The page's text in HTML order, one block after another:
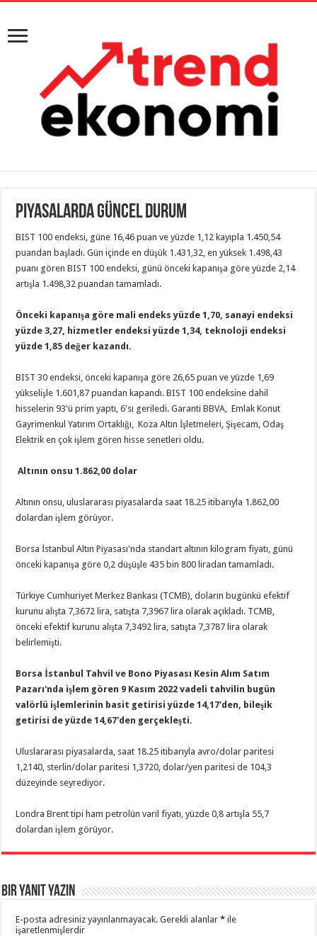
Piyasalarda Güncel Durum
BIST 100 endeksi, güne 16,46 puan ve yüzde 1,12 kayıpla 1.450,54
puandan başladı. Gün içinde en düşük 1.431,32, en yüksek 1.498,43
puanı gören BIST 100 endeksi, günü önceki kapanışa göre yüzde 2,14
artışla 1.498,32 puandan tamamladı.
Önceki kapanışa göre mali endeks yüzde 1,70, sanayi endeksi
yüzde 3,27, hizmetler endeksi yüzde 1,34, teknoloji endeksi
yüzde 1,85 değer kazandı.
BIST 30 endeksi, önceki kapanışa göre 26,65 puan ve yüzde 1,69
yükselişle 1.601,87 puandan kapandı. BIST 100 endeksine dahil
hisselerin 93'ü prim yaptı, 6'sı geriledi. Garanti BBVA, Emlak Konut
Gayrimenkul Yatırım Ortaklığı, Koza Altın İşletmeleri, Şişecam, Odaş
Elektrik en çok işlem gören hisse senetleri oldu.
Altının onsu 1.862,00 dolar
Altının onsu, uluslararası piyasalarda saat 18.25 itibarıyla 1.862,00
dolardan işlem görüyor.
Borsa İstanbul Altın Piyasası'nda standart altının kilogram fiyatı, günü
önceki kapanışa göre 0,2 düşüşle 435 bin 800 liradan tamamladı.
Türkiye Cumhuriyet Merkez Bankası (TCMB), doların bugünkü efektif
kurunu alışta 7,3672 lira, satışta 7,3967 lira olarak açıkladı. TCMB,
önceki efektif kurunu alışta 7,3492 lira, satışta 7,3787 lira olarak
belirlemişti.
Borsa İstanbul Tahvil ve Bono Piyasası Kesin Alım Satım
Pazarı'nda işlem gören 9 Kasım 2022 vadeli tahvilin bugün
valörlü işlemlerinin basit getirisi yüzde 14,17'den, bileşik
getirisi de yüzde 14,67'den gerçekleşti.
Uluslararası piyasalarda, saat 18.25 itibarıyla avro/dolar paritesi
1,2140, sterlin/dolar paritesi 1,3720, dolar/yen paritesi de 104,3
düzeyinde seyrediyor.
Londra Brent tipi ham petrolün varil fiyatı, yüzde 0,8 artışla 55,7
dolardan işlem görüyor.
Bir yanıt yazın
E-posta adresiniz yayınlanmayacak. Gerekli alanlar* ile
işaretlenmişlerdir